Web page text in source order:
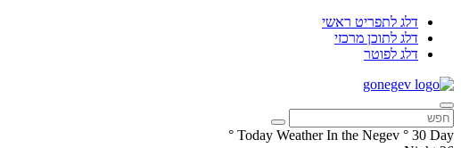
דלג לתפריט ראשי
דלג לתוכן מרכזי
דלג לפוטר
Today Weather In the Negev ° 30 Day
°